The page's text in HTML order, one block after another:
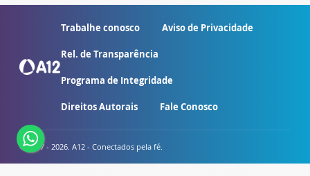
Trabalhe conosco Aviso de Privacidade
Rel. de Transparência
Programa de Integridade
Direitos Autorais Fale Conosco
© 2007 - 2026. A12 - Conectados pela fé.